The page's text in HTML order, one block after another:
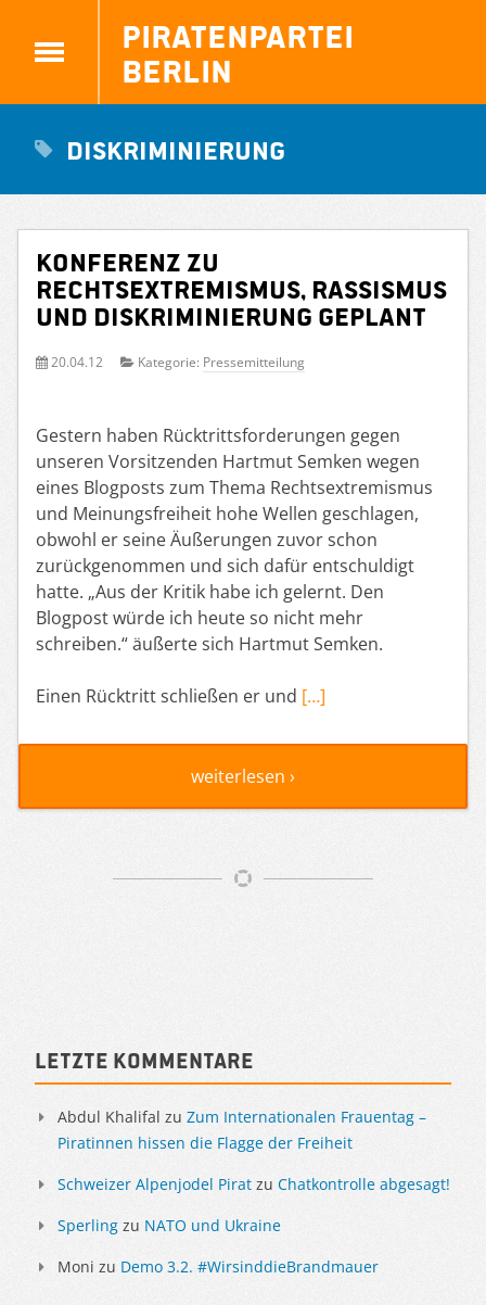
Piratenpartei
Berlin
Diskriminierung
Konferenz zu
Rechtsextremismus, Rassismus
und Diskriminierung geplant
20.04.12 Kategorie: Pressemitteilung
Gestern haben Rücktrittsforderungen gegen
unseren Vorsitzenden Hartmut Semken wegen
eines Blogposts zum Thema Rechtsextremismus
und Meinungsfreiheit hohe Wellen geschlagen,
obwohl er seine Äußerungen zuvor schon
zurückgenommen und sich dafür entschuldigt
hatte. „Aus der Kritik habe ich gelernt. Den
Blogpost würde ich heute so nicht mehr
schreiben.“ äußerte sich Hartmut Semken.
Einen Rücktritt schließen er und […]
weiterlesen ›
Sidebar
Letzte Kommentare
Abdul Khalifal zu Zum Internationalen Frauentag –
Piratinnen hissen die Flagge der Freiheit
Schweizer Alpenjodel Pirat zu Chatkontrolle abgesagt!
Sperling zu NATO und Ukraine
Moni zu Demo 3.2. #WirsinddieBrandmauer